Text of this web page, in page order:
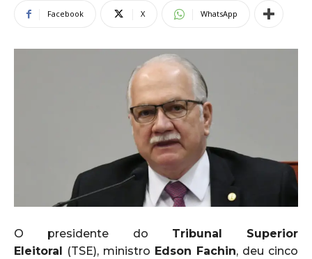
Facebook X WhatsApp
O presidente do Tribunal Superior
Eleitoral (TSE), ministro Edson Fachin, deu cinco